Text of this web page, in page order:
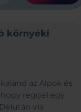
környéki
az Alpok és
reggel egy
via